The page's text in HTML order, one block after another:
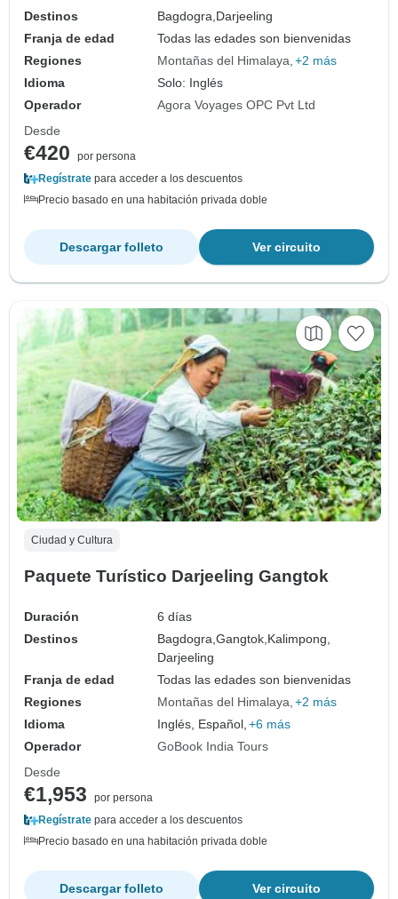
Destinos
Bagdogra,Darjeeling
Franja de edad
Todas las edades son bienvenidas
Regiones
Montañas del Himalaya +2 más
Idioma
Solo: Inglés
Operador
Agora Voyages OPC Pvt Ltd
Desde
€420
por persona
Regístrate para acceder a los descuentos
Precio basado en una habitación privada doble
Ver circuito
Descargar folleto
Ciudad y Cultura
Paquete Turístico Darjeeling Gangtok
Duración
6 días
Destinos
Bagdogra,Gangtok, Kalimpong,
Darjeeling
Franja de edad
Todas las edades son bienvenidas
Regiones
Montañas del Himalaya +2 más
Idioma
Inglés, Español, +6 más
Operador
GoBook India Tours
Desde
€1,953
por persona
Regístrate para acceder a los descuentos
Precio basado en una habitación privada doble
Ver circuito
Descargar folleto